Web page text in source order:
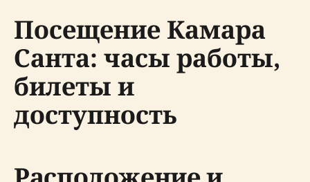
Посещение Камара
Санта: часы работы,
билеты и
доступность